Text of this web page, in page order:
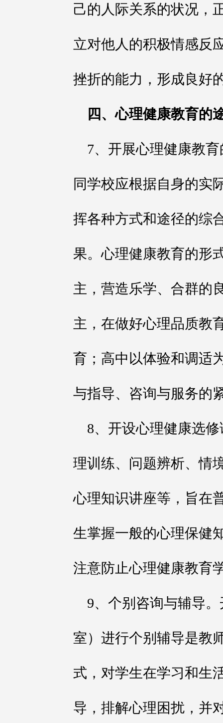
己的人际关系的状况，
立对他人的积极情感反
挫折的能力，形成良好
四、心理健康教育的
7、开展心理健康教
同学校应根据自身的实
挥各种方式和途径的综
果。心理健康教育的形
主，营造乐学、合群的
主，在做好心理品质教
育；高中以体验和调适
与指导、咨询与服务的
8、开设心理健康选
理训练、问题辨析、情
心理知识讲座等，旨在
生掌握一般的心理保健
注意防止心理健康教育
9、个别咨询与辅导
室）进行个别辅导是教
式，对学生在学习和生
导，排解心理困扰，并